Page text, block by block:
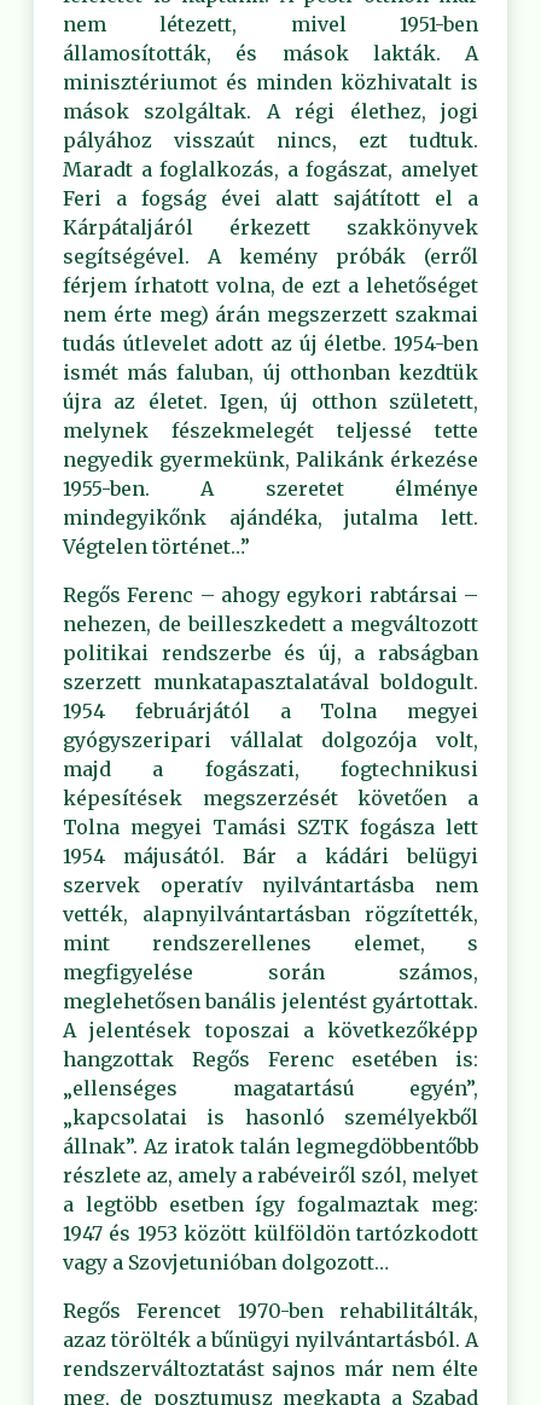
nem létezett, mivel 1951-ben
államosították, és mások lakták. A
minisztériumot és minden közhivatalt is
mások szolgáltak. A régi élethez, jogi
pályához visszaút nincs, ezt tudtuk.
Maradt a foglalkozás, a fogászat, amelyet
Feri a fogság évei alatt sajátított el a
Kárpátaljáról érkezett szakkönyvek
segítségével. A kemény próbák (erről
férjem írhatott volna, de ezt a lehetőséget
nem érte meg) árán megszerzett szakmai
tudás útlevelet adott az új életbe. 1954-ben
ismét más faluban, új otthonban kezdtük
újra az életet. Igen, új otthon született,
melynek fészekmelegét teljessé tette
negyedik gyermekünk, Palikánk érkezése
1955-ben. A szeretet élménye
mindegyikőnk ajándéka, jutalma lett.
Végtelen történet…”
Regős Ferenc – ahogy egykori rabtársai –
nehezen, de beilleszkedett a megváltozott
politikai rendszerbe és új, a rabságban
szerzett munkatapasztalatával boldogult.
1954 februárjától a Tolna megyei
gyógyszeripari vállalat dolgozója volt,
majd a fogászati, fogtechnikusi
képesítések megszerzését követően a
Tolna megyei Tamási SZTK fogásza lett
1954 májusától. Bár a kádári belügyi
szervek operatív nyilvántartásba nem
vették, alapnyilvántartásban rögzítették,
mint rendszerellenes elemet, s
megfigyelése során számos,
meglehetősen banális jelentést gyártottak.
A jelentések toposzai a következőképp
hangzottak Regős Ferenc esetében is:
„ellenséges magatartású egyén”,
„kapcsolatai is hasonló személyekből
állnak”. Az iratok talán legmegdöbbentőbb
részlete az, amely a rabéveiről szól, melyet
a legtöbb esetben így fogalmaztak meg:
1947 és 1953 között külföldön tartózkodott
vagy a Szovjetunióban dolgozott…
Regős Ferencet 1970-ben rehabilitálták,
azaz törölték a bűnügyi nyilvántartásból. A
rendszerváltoztatást sajnos már nem élte
meg, de posztumusz megkapta a Szabad